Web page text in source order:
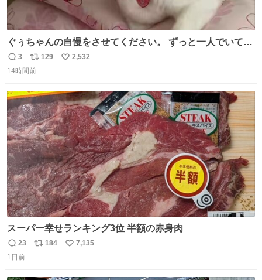
ぐぅちゃんの自慢をさせてください。 ずっと一人でいて10
歳で新しい子をお迎えするのは難しいと言われてるのに、
長女をトライアルを初めて１週間後の様子です。 元野良の
に急に甘えだして、ぐぅちゃんも戸惑いながら受け入れて
くれた瞬間でした。
返
信
3
リ
ポ
ト
数
129
い
数
2,532
14時間前
スーパー幸せランキング3位 半額の赤身肉
返
信
23
リ
184
い
7,135
1日前